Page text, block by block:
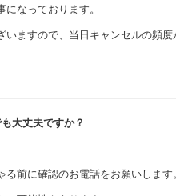
なっております。
いますので、当日キャンセルの頻
大丈夫ですか？
前に確認のお電話をお願いします